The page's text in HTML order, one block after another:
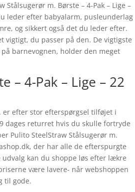
m. Børste – 4-Pak – Lige –
leder efter babyalarm, pusleunderlag
og sikkert også det du leder efter.
vigtigt, du passer på den. De vigtigste
barnevognen, holder den meget
– 4-Pak – Lige – 22
er efter stor efterspørgsel tilføjet i
dages returret hvis du skulle fortryde
Pulito SteelStraw Stålsugerør m.
der har alle de efterspurgte
kan du shoppe løs efter lækre
være lavere- når webshoppen
til gode.